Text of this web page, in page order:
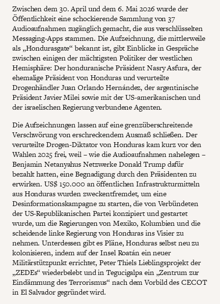
Zwischen dem 30. April und dem 6. Mai 2026 wurde der
Öffentlichkeit eine schockierende Sammlung von 37
Audioaufnahmen zugänglich gemacht, die aus verschlüsselten
Messaging-Apps stammen. Die Aufzeichnung, die mittlerweile
als „Hondurasgate“ bekannt ist, gibt Einblicke in Gespräche
zwischen einigen der mächtigsten Politiker der westlichen
Hemisphäre: Der honduranische Präsident Nasry Asfura, der
ehemalige Präsident von Honduras und verurteilte
Drogenhändler Juan Orlando Hernández, der argentinische
Präsident Javier Milei sowie mit der US-amerikanischen und
der israelischen Regierung verbundene Agenten.
Die Aufzeichnungen lassen auf eine grenzüberschreitende
Verschwörung von erschreckendem Ausmaß schließen. Der
verurteilte Drogen-Diktator von Honduras kam kurz vor den
Wahlen 2025 frei, weil – wie die Audioaufnahmen nahelegen –
Benjamin Netanyahus Netzwerke Donald Trump dafür
bezahlt hatten, eine Begnadigung durch den Präsidenten zu
erwirken. US$ 150.000 an öffentlichen Infrastrukturmitteln
aus Honduras wurden zweckentfremdet, um eine
Desinformationskampagne zu starten, die von Verbündeten
der US-Republikanischen Partei konzipiert und gestartet
wurde, um die Regierungen von Mexiko, Kolumbien und die
scheidende linke Regierung von Honduras ins Visier zu
nehmen. Unterdessen gibt es Pläne, Honduras selbst neu zu
kolonisieren, indem auf der Insel Roatán ein neuer
Militärstützpunkt errichtet, Peter Thiels Lieblingsprojekt der
„ZEDEs“ wiederbelebt und in Tegucigalpa ein „Zentrum zur
Eindämmung des Terrorismus“ nach dem Vorbild des CECOT
in El Salvador gegründet wird.